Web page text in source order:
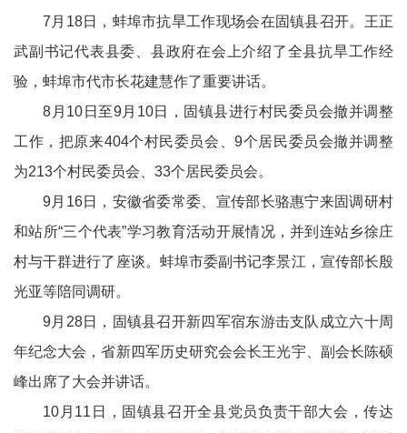
7月18日，蚌埠市抗旱工作现场会在固镇县召开。王正
武副书记代表县委、县政府在会上介绍了全县抗旱工作经
验，蚌埠市代市长花建慧作了重要讲话。
8月10日至9月10日，固镇县进行村民委员会撤并调整
工作，把原来404个村民委员会、9个居民委员会撤并调整
为213个村民委员会、33个居民委员会。
9月16日，安徽省委常委、宣传部长骆惠宁来固调研村
和站所“三个代表”学习教育活动开展情况，并到连站乡徐庄
村与干群进行了座谈。蚌埠市委副书记李景江，宣传部长殷
光亚等陪同调研。
9月28日，固镇县召开新四军宿东游击支队成立六十周
年纪念大会，省新四军历史研究会会长王光宇、副会长陈硕
峰出席了大会并讲话。
10月11日，固镇县召开全县党员负责干部大会，传达